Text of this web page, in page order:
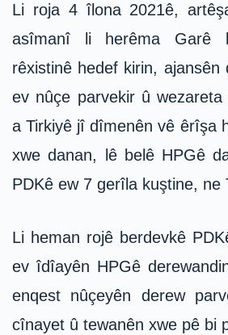
Li roja 4 îlona 2021ê,
asîmanî li herêma Garê
rêxistinê hedef kirin, ajansên
ev nûçe parvekir û
a Tirkiyê jî dîmenên vê êrîşa
xwe danan, lê belê HPGê
PDKê ew 7 gerîla kuştine, ne
Li heman rojê berdevkê
ev îdîayên HPGê
enqest nûçeyên derew
cînayet û tewanên xwe pê bi